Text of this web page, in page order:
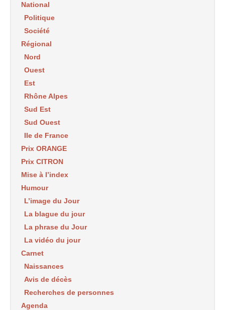
National
Politique
Société
Régional
Nord
Ouest
Est
Rhône Alpes
Sud Est
Sud Ouest
Ile de France
Prix ORANGE
Prix CITRON
Mise à l’index
Humour
L’image du Jour
La blague du jour
La phrase du Jour
La vidéo du jour
Carnet
Naissances
Avis de décès
Recherches de personnes
Agenda